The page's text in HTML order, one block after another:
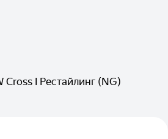
Cross I Рестайлинг (NG)